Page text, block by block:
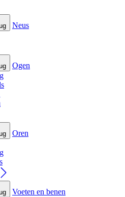
Neus
Ogen
Oren
Voeten en benen